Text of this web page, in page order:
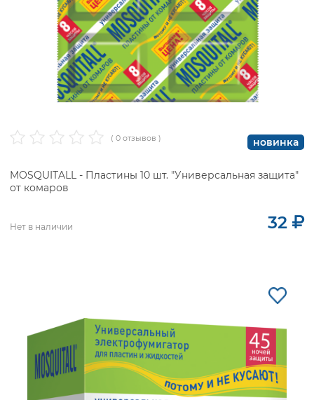
( 0 отзывов ) новинка
MOSQUITALL - Пластины 10 шт. "Универсальная защита"
от комаров
Нет в наличии 32